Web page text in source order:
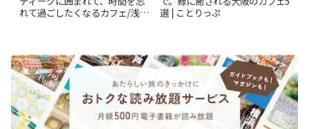
れて過ごしたくなるカフェ/浅草
選 | ことりっぷ